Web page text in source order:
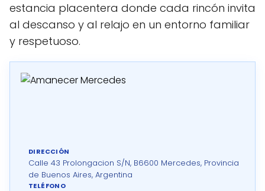
estancia placentera donde cada rincón invita
al descanso y al relajo en un entorno familiar
y respetuoso.
DIRECCIÓN
Calle 43 Prolongacion S/N, B6600 Mercedes, Provincia
de Buenos Aires, Argentina
TELÉFONO